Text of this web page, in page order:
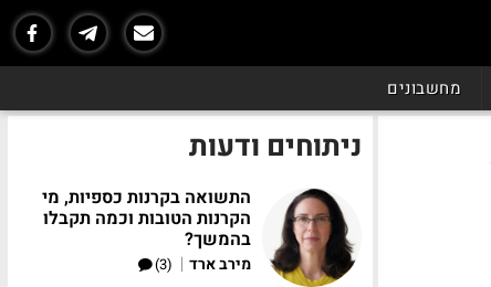
מחשבונים
ניתוחים ודעות
התשואה בקרנות כספיות, מי
הקרנות הטובות וכמה תקבלו
בהמשך?
מירב ארד |
(3)